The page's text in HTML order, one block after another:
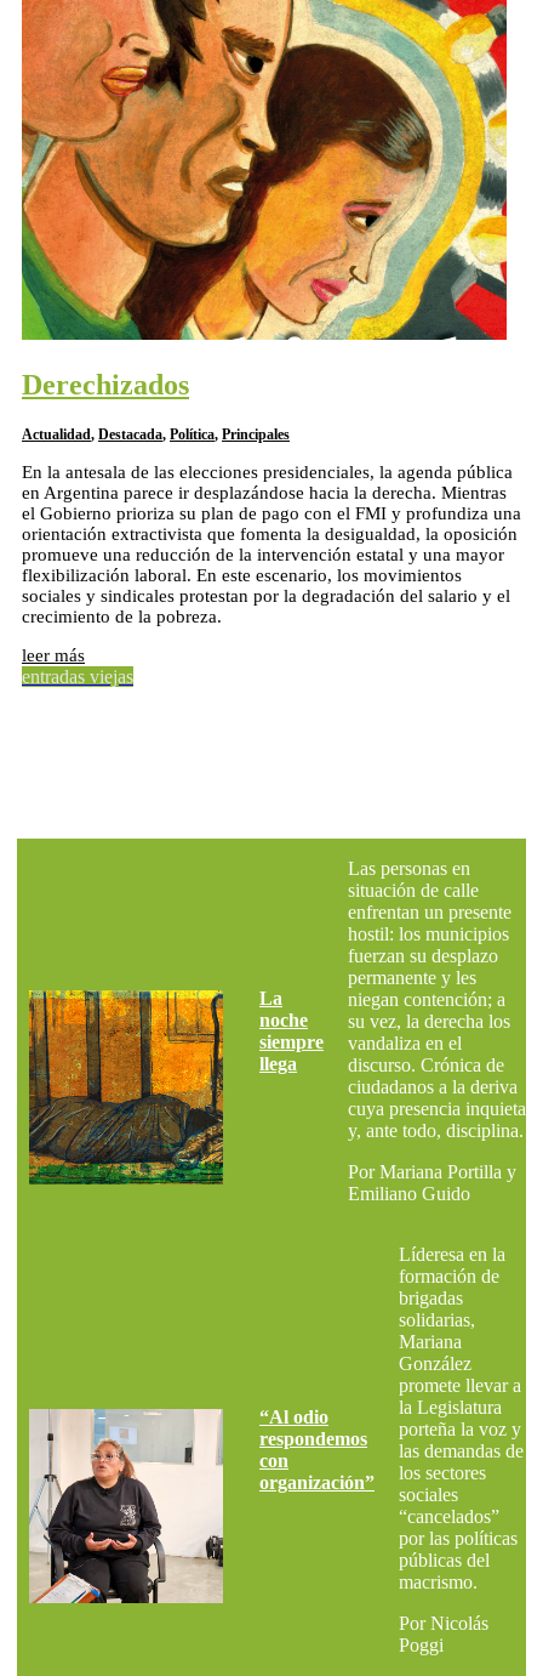
Derechizados
Actualidad, Destacada, Política, Principales
En la antesala de las elecciones presidenciales, la agenda pública
en Argentina parece ir desplazándose hacia la derecha. Mientras
el Gobierno prioriza su plan de pago con el FMI y profundiza una
orientación extractivista que fomenta la desigualdad, la oposición
promueve una reducción de la intervención estatal y una mayor
flexibilización laboral. En este escenario, los movimientos
sociales y sindicales protestan por la degradación del salario y el
crecimiento de la pobreza.
leer más
entradas viejas
La
noche
siempre
llega
Las personas en
situación de calle
enfrentan un presente
hostil: los municipios
fuerzan su desplazo
permanente y les
niegan contención; a
su vez, la derecha los
vandaliza en el
discurso. Crónica de
ciudadanos a la deriva
cuya presencia inquieta
y, ante todo, disciplina.
Por Mariana Portilla y
Emiliano Guido
“Al odio
respondemos
con
organización”
Líderesa en la
formación de
brigadas
solidarias,
Mariana
González
promete llevar a
la Legislatura
porteña la voz y
las demandas de
los sectores
sociales
“cancelados”
por las políticas
públicas del
macrismo.
Por Nicolás
Poggi